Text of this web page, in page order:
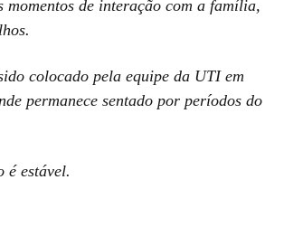
momentos de interação com a família,
colocado pela equipe da UTI em
permanece sentado por períodos do
é estável.